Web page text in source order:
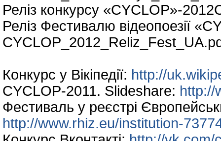
Реліз конкурсу «CYCLOP»-
Реліз Фестивалю відеопоезії
Конкурс у Вікіпедії: http://
CYCLOP-2011. Slideshare: http://
Фестиваль у реєстрі
http://www.rhiz.eu/institution-